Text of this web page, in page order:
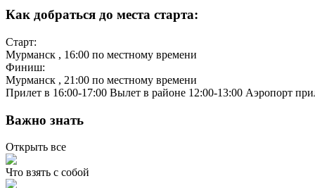
Как добраться до места старта:
Старт:
Мурманск , 16:00 по местному времени
Финиш:
Мурманск , 21:00 по местному времени
Прилет в 16:00-17:00 Вылет в районе 12:00-13:00 Аэропорт
Важно знать
Открыть все
Что взять с собой